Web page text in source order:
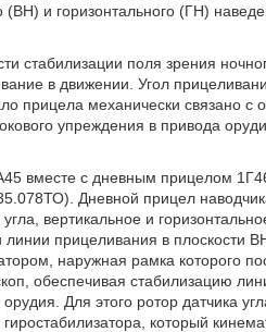
(ВН) и горизонтального (ГН)
стабилизации поля зрения
в движении. Угол
прицела механически связано
упреждения в привода
вместе с дневным прицелом
Дневной прицел
вертикальное и
прицеливания в плоскости
наружная рамка которого
обеспечивая стабилизацию
Для этого ротор датчика
который